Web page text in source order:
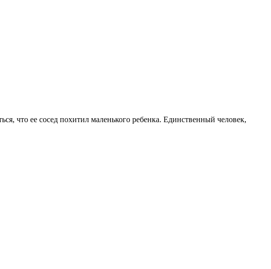
что ее сосед похитил маленького ребенка. Единственный человек,